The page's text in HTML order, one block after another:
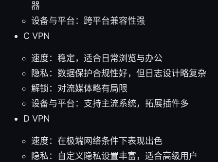
器
设备与平台：跨平台兼容性强
C VPN
速度：稳定，适合日常浏览与办公
隐私：数据保护合规性好，但日志设计略复杂
解锁：对流媒体略有局限
设备与平台：支持主流系统，拓展插件多
D VPN
速度：在极端网络条件下表现出色
隐私：自定义隐私设置丰富，适合高级用户